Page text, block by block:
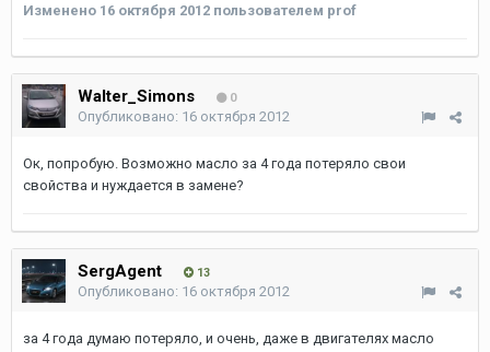
Изменено 16 октября 2012 пользователем prof
Walter_Simons 0
Опубликовано: 16 октября 2012
Ок, попробую. Возможно масло за 4 года потеряло свои
свойства и нуждается в замене?
SergAgent 13
Опубликовано: 16 октября 2012
за 4 года думаю потеряло, и очень, даже в двигателях масло